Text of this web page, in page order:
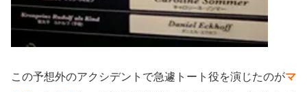
この予想外のアクシデントで急遽トート役を演じたのがマ